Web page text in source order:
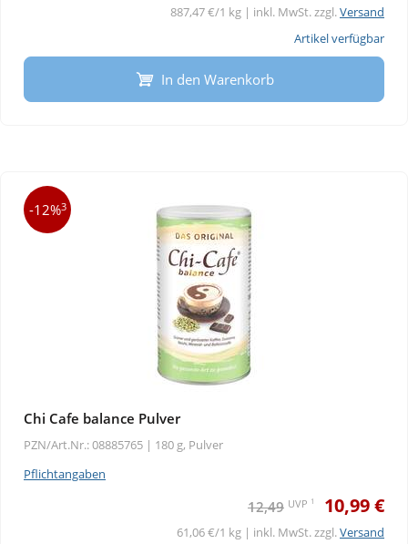
887,47 €/1 kg | inkl. MwSt. zzgl.Versand
Artikel verfügbar
In den Warenkorb
-12%3
Chi Cafe balance Pulver
PZN/Art.Nr.: 08885765 | 180 g, Pulver
Pflichtangaben
12,49 UVP 1 10,99 €
61,06 €/1 kg | inkl. MwSt. zzgl.Versand